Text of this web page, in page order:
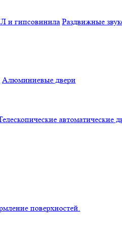
и гипсовинила Раздвижные
Алюминиевые двери
автоматические
поверхностей.